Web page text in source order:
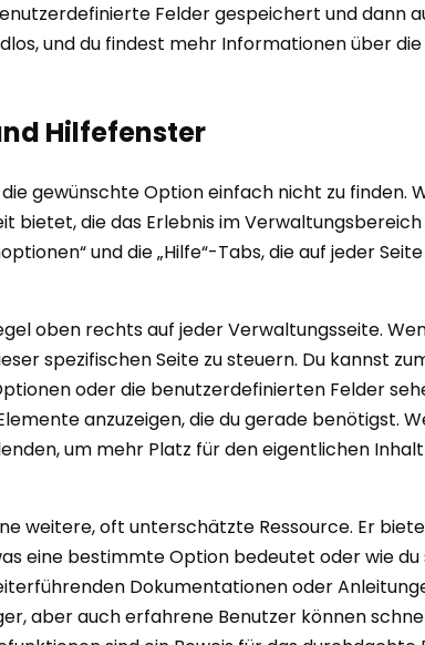
Felder gespeichert und dann
und du findest mehr Informationen über
Hilfefenster
gewünschte Option einfach nicht zu finden.
bietet, die das Erlebnis im
und die „Hilfe“-Tabs, die auf jeder
oben rechts auf jeder Verwaltungsseite.
spezifischen Seite zu steuern. Du kannst
oder die benutzerdefinierten Felder
anzuzeigen, die du gerade benötigst.
um mehr Platz für den eigentlichen
weitere, oft unterschätzte Ressource. Er
eine bestimmte Option bedeutet oder wie
Dokumentationen oder
aber auch erfahrene Benutzer können